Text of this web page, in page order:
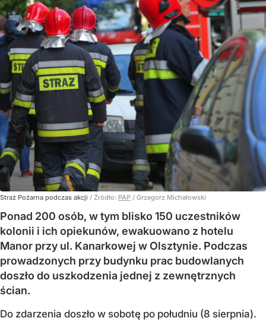
Straż Pożarna podczas akcji / Źródło: PAP / Grzegorz Michałowski
Ponad 200 osób, w tym blisko 150 uczestników
kolonii i ich opiekunów, ewakuowano z hotelu
Manor przy ul. Kanarkowej w Olsztynie. Podczas
prowadzonych przy budynku prac budowlanych
doszło do uszkodzenia jednej z zewnętrznych
ścian.
Do zdarzenia doszło w sobotę po południu (8 sierpnia).